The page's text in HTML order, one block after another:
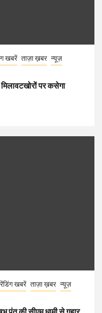
खबरें ताज़ा ख़बर न्यूज़
पर कसेगा
खबरें ताज़ा ख़बर न्यूज़